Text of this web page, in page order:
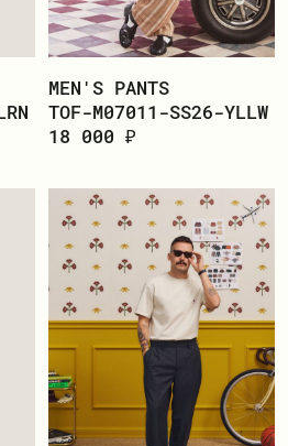
MEN'S PANTS
TOF-M07011-SS26-YLLW
18 000 ₽